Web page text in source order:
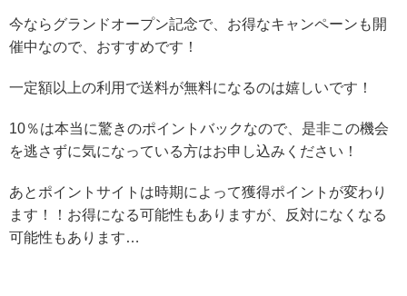
今ならグランドオープン記念で、お得なキャンペーンも開
催中なので、おすすめです！
一定額以上の利用で送料が無料になるのは嬉しいです！
10％は本当に驚きのポイントバックなので、是非この機会
を逃さずに気になっている方はお申し込みください！
あとポイントサイトは時期によって獲得ポイントが変わり
ます！！お得になる可能性もありますが、反対になくなる
可能性もあります…